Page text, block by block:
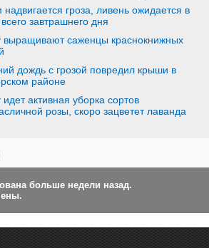
гроза, ливень ожидается в
завтрашнего дня
саженцы краснокнижных
дождь с грозой повредил крыши в
районе
активная уборка сортов
розы, скоро зацветет лаванда
больше недели назад.